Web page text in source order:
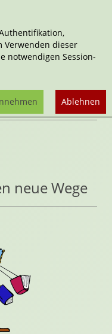
neue Wege
Verwenden dieser
notwendigen Session-
Ablehnen